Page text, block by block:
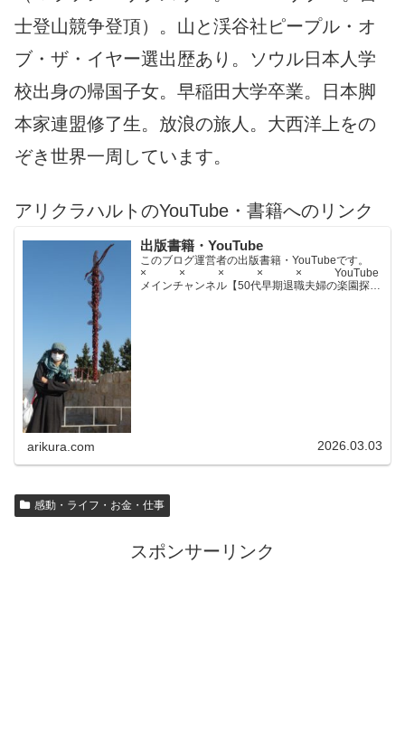
士登山競争登頂）。山と渓谷社ピープル・オ
ブ・ザ・イヤー選出歴あり。ソウル日本人学
校出身の帰国子女。早稲田大学卒業。日本脚
本家連盟修了生。放浪の旅人。大西洋上をの
ぞき世界一周しています。
アリクラハルトのYouTube・書籍へのリンク
出版書籍・YouTube
このブログ運営者の出版書籍・YouTubeです。
× × × × × YouTube
メインチャンネル【50代早期退職夫婦の楽園探求
arikura.com 2026.03.03
感動・ライフ・お金・仕事
スポンサーリンク